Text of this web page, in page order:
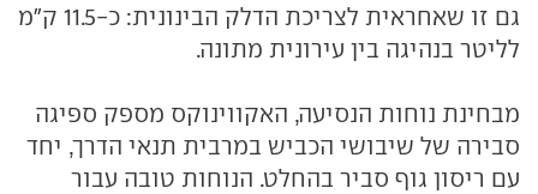
גם זו שאחראית לצריכת הדלק הבינונית: כ-11.5 ק"מ
לליטר בנהיגה בין עירונית מתונה.
מבחינת נוחות הנסיעה, האקווינוקס מספק ספיגה
סבירה של שיבושי הכביש במרבית תנאי הדרך, יחד
עם ריסון גוף סביר בהחלט. הנוחות טובה עבור